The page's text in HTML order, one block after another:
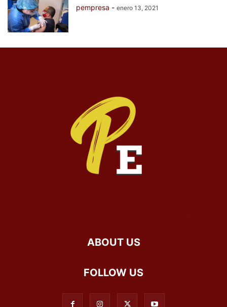
pempresa - enero 13, 2021
ABOUT US
FOLLOW US